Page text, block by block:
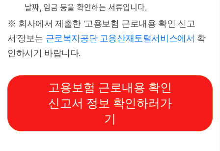
날짜, 임금 등을 확인하는 서류입니다.
※ 회사에서 제출한 '고용보험 근로내용 확인 신고
서'정보는 근로복지공단 고용산재토털서비스에서 확
인하시기 바랍니다.
고용보험 근로내용 확인
신고서 정보 확인하러가
기